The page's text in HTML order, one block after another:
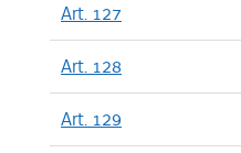
Art. 127
Art. 128
Art. 129